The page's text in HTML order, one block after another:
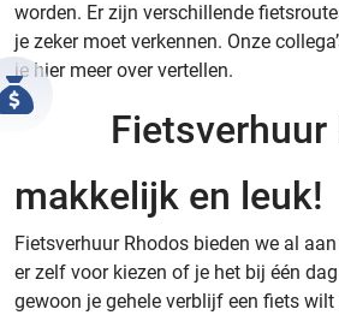
worden. Er zijn verschillende
je zeker moet verkennen. Onze
je hier meer over vertellen.
Fietsverhuur
makkelijk en leuk!
Fietsverhuur Rhodos bieden we al
er zelf voor kiezen of je het bij één
gewoon je gehele verblijf een fiets